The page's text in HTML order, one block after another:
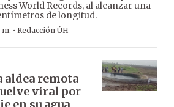
World Records, al alcanzar una
de longitud.
m. · Redacción ÚH
aldea remota
viral por